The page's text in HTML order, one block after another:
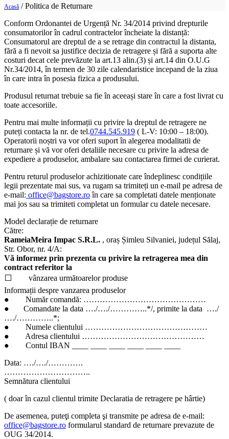
Acasă /Politica de Returnare
Conform Ordonantei de Urgență Nr. 34/2014 privind drepturile
consumatorilor în cadrul contractelor încheiate la distanță:
Consumatorul are dreptul de a se retrage din contractul la distanta,
fără a fi nevoit sa justifice decizia de retragere și fără a suporta alte
costuri decat cele prevăzute la art.13 alin.(3) și art.14 din O.U.G
Nr.34/2014, în termen de 30 zile calendaristice incepand de la ziua
în care intra în posesia fizica a produsului.
Produsul returnat trebuie sa fie în aceeași stare în care a fost livrat cu
toate accesoriile.
Pentru mai multe informații cu privire la dreptul de retragere ne
puteți contacta la nr. de tel.0744.545.919 ( L-V: 10:00 – 18:00).
Operatorii noștri va vor oferi suport în alegerea modalitatii de
returnare și vă vor oferi detaliile necesare cu privire la adresa de
expediere a produselor, ambalare sau contactarea firmei de curierat.
Pentru returul produselor achizitionate care îndeplinesc condițiile
legii prezentate mai sus, va rugam sa trimiteți un e-mail pe adresa de
e-mail: office@bagstore.roîn care sa completati datele menționate
mai jos sau sa trimiteti completat un formular cu datele necesare.
Model declarație de returnare
Către:
RameiaMeira Impac S.R.L. , oraș Șimleu Silvaniei, județul Sălaj,
Str. Obor, nr. 4/A:
Vă informez prin prezenta cu privire la retragerea mea din
contract referitor la
⬜ vânzarea următoarelor produse
Informații despre vanzarea produselor
● Număr comandă: ………………………………………
● Comandate la data …./…./…………..*/, primite la data …./
…./…………..*;
● Numele clientului ………………………………………
● Adresa clientului ………………………………………
● Contul IBAN ____ ____ ____ ____ ____ ____
Data: …./…./………….
…………………………..
Semnătura clientului
( doar în cazul clientul trimite Declaratia de retragere pe hârtie)
De asemenea, puteţi completa şi transmite pe adresa de e-mail:
office@bagstore.ro formularul standard de returnare prevazute de
OUG 34/2014.